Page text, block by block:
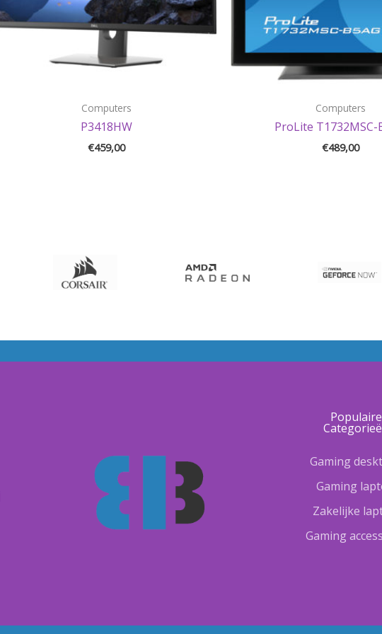
Computers
P3418HW
€459,00
Computers
ProLite T1732MSC-
€489,00
Populaire
Gaming
Gaming
Zakelijke
Gaming